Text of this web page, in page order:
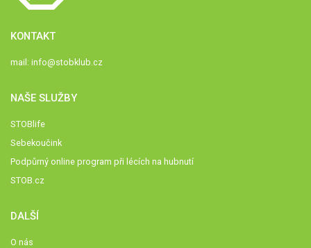
KONTAKT
mail: info@stobklub.cz
NAŠE SLUŽBY
STOBlife
Sebekoučink
Podpůrný online program při lécích na hubnutí
STOB.cz
DALŠÍ
O nás